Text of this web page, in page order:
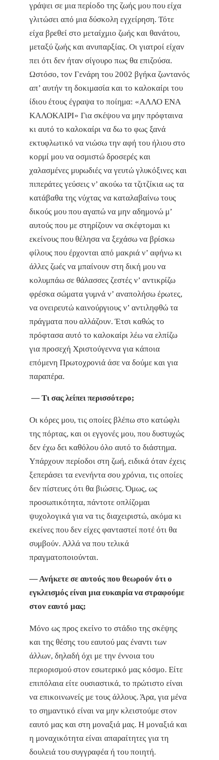
γράψει σε μια περίοδο της ζωής μου που είχα
γλιτώσει από μια δύσκολη εγχείρηση. Τότε
είχα βρεθεί στο μεταίχμιο ζωής και θανάτου,
μεταξύ ζωής και ανυπαρξίας. Οι γιατροί είχαν
πει ότι δεν ήταν σίγουρο πως θα επιζούσα.
Ωστόσο, τον Γενάρη του 2002 βγήκα ζωντανός
απ’ αυτήν τη δοκιμασία και το καλοκαίρι του
ίδιου έτους έγραψα το ποίημα: «ΑΛΛΟ ΕΝΑ
ΚΑΛΟΚΑΙΡΙ» Για σκέψου να μην πρόφταινα
κι αυτό το καλοκαίρι να δω το φως ξανά
εκτυφλωτικό να νιώσω την αφή του ήλιου στο
κορμί μου να οσμιστώ δροσερές και
χαλασμένες μυρωδιές να γευτώ γλυκόξινες και
πιπεράτες γεύσεις ν’ ακούω τα τζιτζίκια ως τα
κατάβαθα της νύχτας να καταλαβαίνω τους
δικούς μου που αγαπώ να μην αδημονώ μ’
αυτούς που με στηρίζουν να σκέφτομαι κι
εκείνους που θέλησα να ξεχάσω να βρίσκω
φίλους που έρχονται από μακριά ν’ αφήνω κι
άλλες ζωές να μπαίνουν στη δική μου να
κολυμπάω σε θάλασσες ζεστές ν’ αντικρίζω
φρέσκα σώματα γυμνά ν’ αναπολήσω έρωτες,
να ονειρευτώ καινούργιους ν’ αντιληφθώ τα
πράγματα που αλλάζουν. Έτσι καθώς το
πρόφτασα αυτό το καλοκαίρι λέω να ελπίζω
για προσεχή Χριστούγεννα για κάποια
επόμενη Πρωτοχρονιά άσε να δούμε και για
παραπέρα.
— Τι σας λείπει περισσότερο;
Οι κόρες μου, τις οποίες βλέπω στο κατώφλι
της πόρτας, και οι εγγονές μου, που δυστυχώς
δεν έχω δει καθόλου όλο αυτό το διάστημα.
Υπάρχουν περίοδοι στη ζωή, ειδικά όταν έχεις
ξεπεράσει τα ενενήντα σου χρόνια, τις οποίες
δεν πίστευες ότι θα βιώσεις. Όμως, ως
προσωπικότητα, πάντοτε οπλίζομαι
ψυχολογικά για να τις διαχειριστώ, ακόμα κι
εκείνες που δεν είχες φανταστεί ποτέ ότι θα
συμβούν. Αλλά να που τελικά
πραγματοποιούνται.
— Ανήκετε σε αυτούς που θεωρούν ότι ο
εγκλεισμός είναι μια ευκαιρία να στραφούμε
στον εαυτό μας;
Μόνο ως προς εκείνο το στάδιο της σκέψης
και της θέσης του εαυτού μας έναντι των
άλλων, δηλαδή όχι με την έννοια του
περιορισμού στον εσωτερικό μας κόσμο. Είτε
επιπόλαια είτε ουσιαστικά, το πρώτιστο είναι
να επικοινωνείς με τους άλλους. Άρα, για μένα
το σημαντικό είναι να μην κλειστούμε στον
εαυτό μας και στη μοναξιά μας. Η μοναξιά και
η μοναχικότητα είναι απαραίτητες για τη
δουλειά του συγγραφέα ή του ποιητή.